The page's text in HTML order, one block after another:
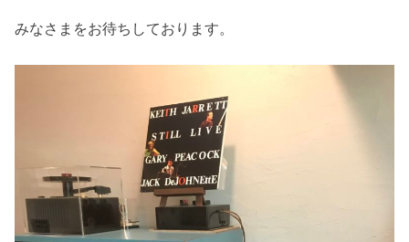
みなさまをお待ちしております。